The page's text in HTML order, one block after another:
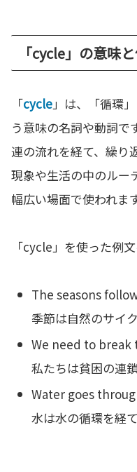
「cycle」の意味
「cycle」は、「循環
う意味の名詞や動詞で
連の流れを経て、繰り
現象や生活の中のルー
幅広い場面で使われます
「cycle」を使った例
The seasons
季節は自然のサイ
We need to
私たちは貧困の連
Water goes
水は水の循環を経て